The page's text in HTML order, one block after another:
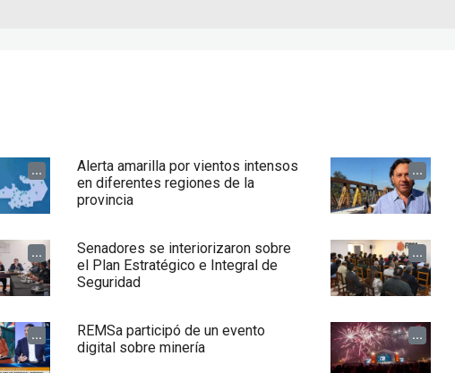
...
Alerta amarilla por vientos intensos
en diferentes regiones de la
provincia
...
...
Senadores se interiorizaron sobre
el Plan Estratégico e Integral de
Seguridad
...
...
REMSa participó de un evento
digital sobre minería
...